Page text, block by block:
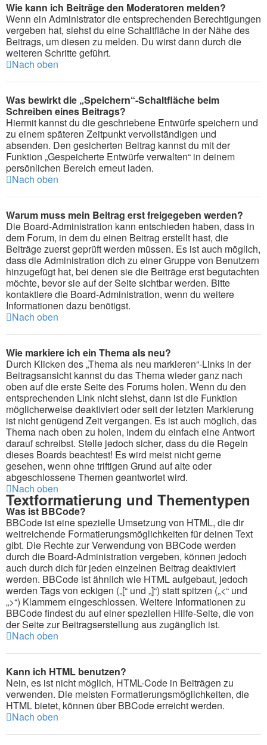
Wie kann ich Beiträge den Moderatoren melden?
Wenn ein Administrator die entsprechenden Berechtigungen
vergeben hat, siehst du eine Schaltfläche in der Nähe des
Beitrags, um diesen zu melden. Du wirst dann durch die
weiteren Schritte geführt.
Nach oben
Was bewirkt die „Speichern“-Schaltfläche beim
Schreiben eines Beitrags?
Hiermit kannst du die geschriebene Entwürfe speichern und
zu einem späteren Zeitpunkt vervollständigen und
absenden. Den gesicherten Beitrag kannst du mit der
Funktion „Gespeicherte Entwürfe verwalten“ in deinem
persönlichen Bereich erneut laden.
Nach oben
Warum muss mein Beitrag erst freigegeben werden?
Die Board-Administration kann entschieden haben, dass in
dem Forum, in dem du einen Beitrag erstellt hast, die
Beiträge zuerst geprüft werden müssen. Es ist auch möglich,
dass die Administration dich zu einer Gruppe von Benutzern
hinzugefügt hat, bei denen sie die Beiträge erst begutachten
möchte, bevor sie auf der Seite sichtbar werden. Bitte
kontaktiere die Board-Administration, wenn du weitere
Informationen dazu benötigst.
Nach oben
Wie markiere ich ein Thema als neu?
Durch Klicken des „Thema als neu markieren“-Links in der
Beitragsansicht kannst du das Thema wieder ganz nach
oben auf die erste Seite des Forums holen. Wenn du den
entsprechenden Link nicht siehst, dann ist die Funktion
möglicherweise deaktiviert oder seit der letzten Markierung
ist nicht genügend Zeit vergangen. Es ist auch möglich, das
Thema nach oben zu holen, indem du einfach eine Antwort
darauf schreibst. Stelle jedoch sicher, dass du die Regeln
dieses Boards beachtest! Es wird meist nicht gerne
gesehen, wenn ohne triftigen Grund auf alte oder
abgeschlossene Themen geantwortet wird.
Nach oben
Textformatierung und Thementypen
Was ist BBCode?
BBCode ist eine spezielle Umsetzung von HTML, die dir
weitreichende Formatierungsmöglichkeiten für deinen Text
gibt. Die Rechte zur Verwendung von BBCode werden
durch die Board-Administration vergeben, können jedoch
auch durch dich für jeden einzelnen Beitrag deaktiviert
werden. BBCode ist ähnlich wie HTML aufgebaut, jedoch
werden Tags von eckigen („[“ und „]“) statt spitzen („<“ und
„>“) Klammern eingeschlossen. Weitere Informationen zu
BBCode findest du auf einer speziellen Hilfe-Seite, die von
der Seite zur Beitragserstellung aus zugänglich ist.
Nach oben
Kann ich HTML benutzen?
Nein, es ist nicht möglich, HTML-Code in Beiträgen zu
verwenden. Die meisten Formatierungsmöglichkeiten, die
HTML bietet, können über BBCode erreicht werden.
Nach oben